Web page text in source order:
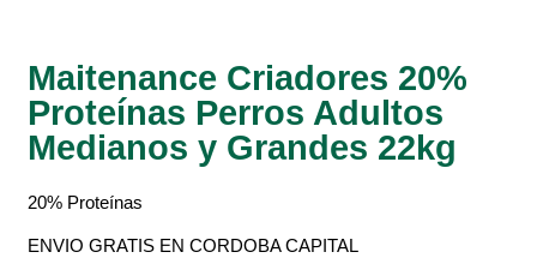
Maitenance Criadores 20%
Proteínas Perros Adultos
Medianos y Grandes 22kg
20% Proteínas
ENVIO GRATIS EN CORDOBA CAPITAL